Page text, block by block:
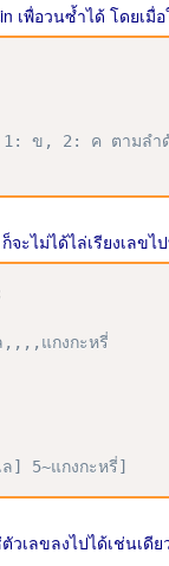
พื่อวนซ้ำได้ โดยเมื่
ข, 2: ค ตามลำ
จะไม่ได้ไล่เรียงเลข
,,,,แกงกะหรี่
] 5~แกงกะหรี่]
เลขลงไปได้เช่นเดี